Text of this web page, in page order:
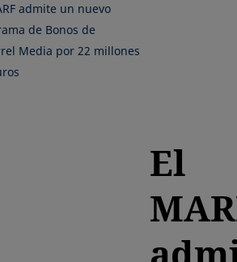
admite un nuevo
de Bonos de
Media por 22 millones
El